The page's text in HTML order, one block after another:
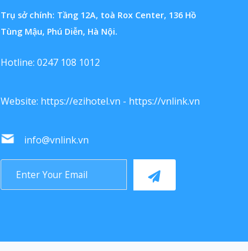
Trụ sở chính: Tầng 12A, toà Rox Center, 136 Hồ
Tùng Mậu, Phú Diễn, Hà Nội.
Hotline: 0247 108 1012
Website: https://ezihotel.vn - https://vnlink.vn
info@vnlink.vn